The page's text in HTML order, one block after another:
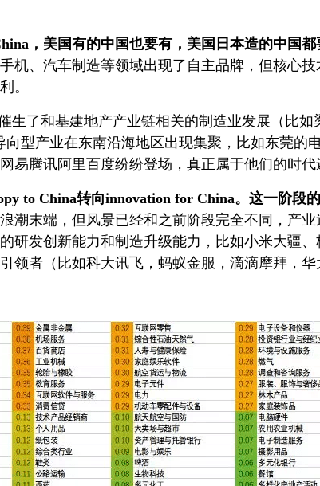
，美国有的中国也要有，美国日本造的中国都
机、汽车制造等领域出现了自主品牌，但核心
。
了和基建地产产业链相关的制造业发展（比如
型产业在东南沿海地区出现集聚，比如东莞的
腾讯阿里百度纷纷登场，真正属于他们的时代
to China转向innovation for China。 这一阶段
潮末端，但风景已经和之前阶段完全不同，产
发创新能力和制造升级能力，比如小米大疆
者（比如科大讯飞，蚂蚁金服，滴滴摩拜，华